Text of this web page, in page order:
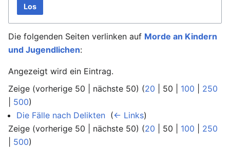
Los
Die folgenden Seiten verlinken auf Morde an Kindern
und Jugendlichen:
Angezeigt wird ein Eintrag.
Zeige (vorherige 50 nächste 50) (20 50 100
250
500)
Die Fälle nach Delikten (← Links)
Zeige (vorherige 50 nächste 50) (20 50 100
250
500)